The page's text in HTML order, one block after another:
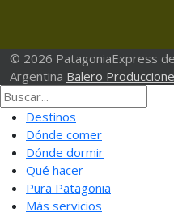
© 2026 PatagoniaExpress
Argentina Balero
Destinos
Dónde comer
Dónde dormir
Qué hacer
Pura Patagonia
Más servicios